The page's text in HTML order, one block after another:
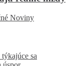
Noviny